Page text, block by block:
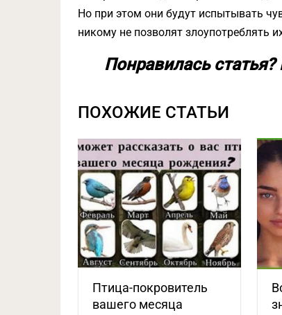
Но при этом они будут испытывать
никому не позволят злоупотреблять
Понравилась
ПОХОЖИЕ СТАТЬИ
Птица-покровитель
вашего месяца